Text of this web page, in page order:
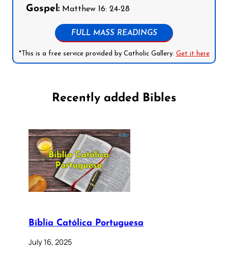
Gospel: Matthew 16: 24-28
FULL MASS READINGS
*This is a free service provided by Catholic Gallery. Get it here
Recently added Bibles
Bíblia Católica Portuguesa
July 16, 2025